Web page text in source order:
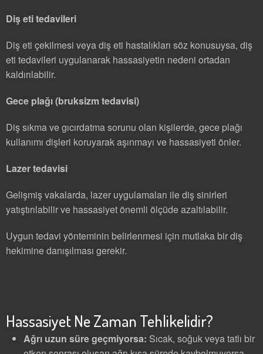
Diş eti tedavileri
Diş eti çekilmesi veya diş eti hastalıkları söz konusuysa, diş
eti tedavileri uygulanarak hassasiyetin nedeni ortadan
kaldırılabilir.
Gece plağı (bruksizm tedavisi)
Diş sıkma ve gıcırdatma sorunu olan kişilerde, gece plağı
kullanımı dişleri koruyarak aşınmayı ve hassasiyeti önler.
Lazer tedavisi
Gelişmiş vakalarda, lazer uygulamaları ile diş sinirleri
yatıştırılabilir ve hassasiyet önemli ölçüde azaltılabilir.
Uygun tedavi yönteminin belirlenmesi için mutlaka bir diş
hekimine danışılması gerekir.
Hassasiyet Ne Zaman Tehlikelidir?
Ağrı uzun süre geçmiyorsa: Sıcak, soğuk veya tatlı bir